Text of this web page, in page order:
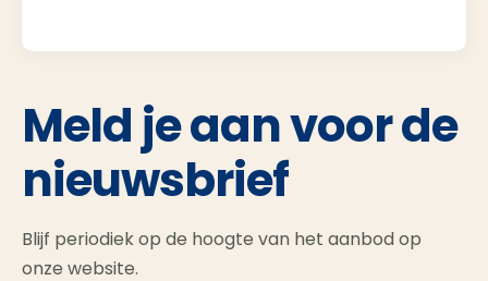
Meld je aan voor de
nieuwsbrief
Blijf periodiek op de hoogte van het aanbod op
onze website.